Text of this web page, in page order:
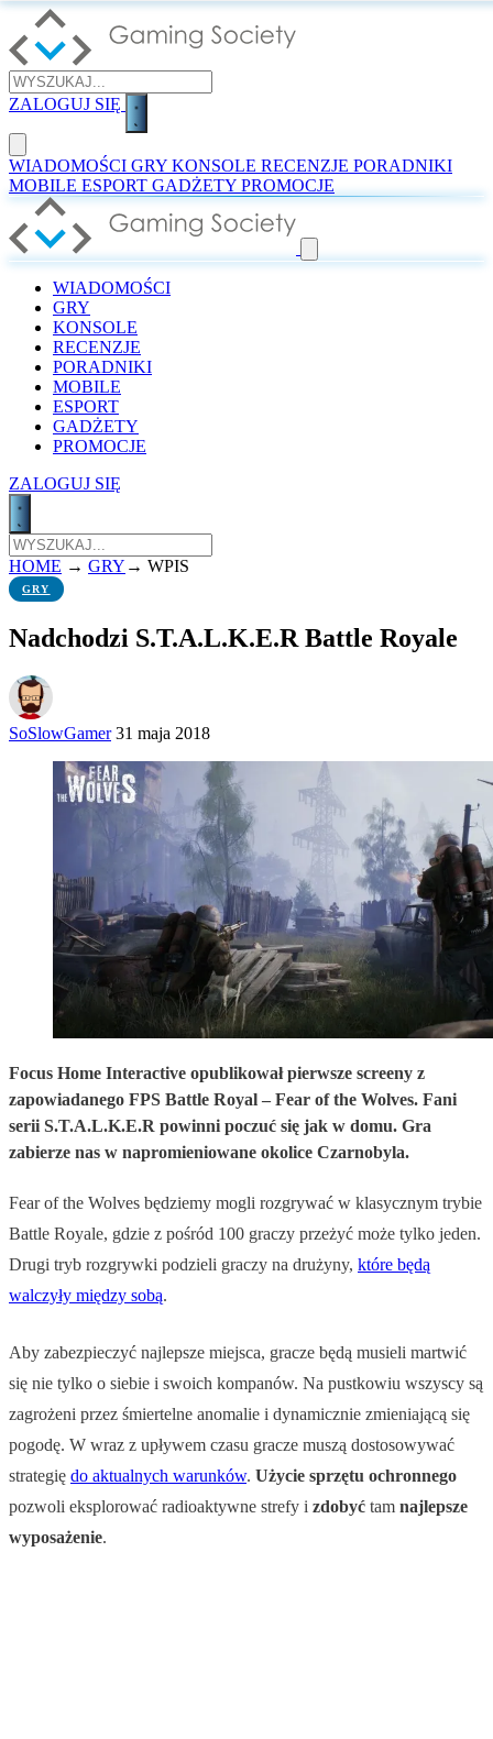
ZALOGUJ SIĘ
WIADOMOŚCI GRY KONSOLE RECENZJE PORADNIKI
MOBILE ESPORT GADŻETY PROMOCJE
WIADOMOŚCI
GRY
KONSOLE
RECENZJE
PORADNIKI
MOBILE
ESPORT
GADŻETY
PROMOCJE
ZALOGUJ SIĘ
HOME → GRY → WPIS
GRY
Nadchodzi S.T.A.L.K.E.R Battle Royale
SoSlowGamer 31 maja 2018
Focus Home Interactive opublikował pierwsze screeny z
zapowiadanego FPS Battle Royal – Fear of the Wolves. Fani
serii S.T.A.L.K.E.R powinni poczuć się jak w domu. Gra
zabierze nas w napromieniowane okolice Czarnobyla.
Fear of the Wolves będziemy mogli rozgrywać w klasycznym trybie
Battle Royale, gdzie z pośród 100 graczy przeżyć może tylko jeden.
Drugi tryb rozgrywki podzieli graczy na drużyny, które będą
walczyły między sobą.
Aby zabezpieczyć najlepsze miejsca, gracze będą musieli martwić
się nie tylko o siebie i swoich kompanów. Na pustkowiu wszyscy są
zagrożeni przez śmiertelne anomalie i dynamicznie zmieniającą się
pogodę. W wraz z upływem czasu gracze muszą dostosowywać
strategię do aktualnych warunków. Użycie sprzętu ochronnego
pozwoli eksplorować radioaktywne strefy i zdobyć tam najlepsze
wyposażenie.